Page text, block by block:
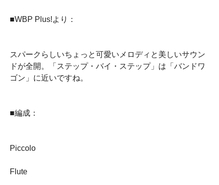
■WBP Plus!より：
スパークらしいちょっと可愛いメロディと美しいサウン
ドが全開。「ステップ・バイ・ステップ」は「バンドワ
ゴン」に近いですね。
■編成：
Piccolo
Flute